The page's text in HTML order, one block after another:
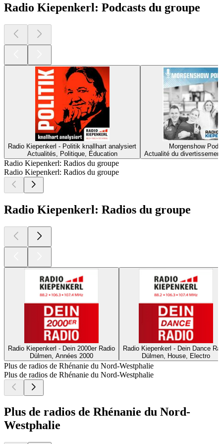
Radio Kiepenkerl: Podcasts du groupe
Radio Kiepenkerl - Politik knallhart analysiert
Actualités, Politique, Éducation
Morgenshow
Actualité du
Radio Kiepenkerl: Radios du groupe
Radio Kiepenkerl: Radios du groupe
Radio Kiepenkerl: Radios du groupe
Radio Kiepenkerl - Dein 2000er Radio
Dülmen, Années 2000
Radio Kiepenkerl - Dein Dance
Dülmen, House, Electro
Plus de radios de Rhénanie du Nord-Westphalie
Plus de radios de Rhénanie du Nord-Westphalie
Plus de radios de Rhénanie du Nord-
Westphalie